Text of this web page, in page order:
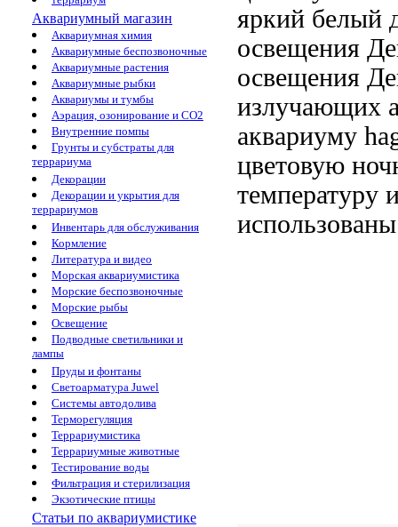
Аквариумный магазин
Аквариумная химия
Аквариумные беспозвоночные
Аквариумные растения
Аквариумные рыбки
Аквариумы и тумбы
Аэрация, озонирование и CO2
Внутренние помпы
Грунты и субстраты для
террариума
Декорации
Декорации и укрытия для
террариумов
Инвентарь для обслуживания
Кормление
Литература и видео
Морская аквариумистика
Морские беспозвоночные
Морские рыбы
Освещение
Подводные светильники и
лампы
Пруды и фонтаны
Светоарматура Juwel
Системы автодолива
Терморегуляция
Террариумистика
Террариумные животные
Тестирование воды
Фильтрация и стерилизация
Экзотические птицы
Статьи по аквариумистике
яркий белый
освещения
освещения
излучающих
аквариуму
цветовую
температуру
использованы